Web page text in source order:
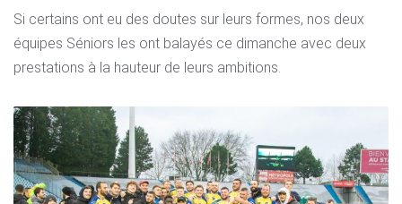
Si certains ont eu des doutes sur leurs formes, nos deux
équipes Séniors les ont balayés ce dimanche avec deux
prestations à la hauteur de leurs ambitions.